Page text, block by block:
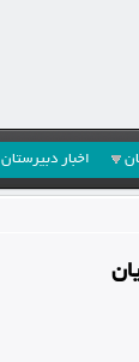
اخبار دبیرستان